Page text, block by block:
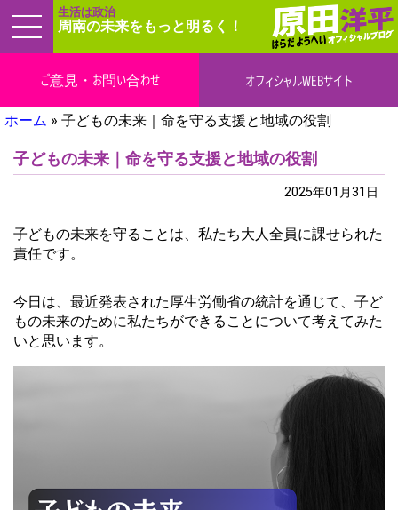
生活は政治
周南の未来をもっと明るく！
ご意見・お問い合わせ オフィシャルWEBサイト
ホーム » 子どもの未来｜命を守る支援と地域の役割
子どもの未来｜命を守る支援と地域の役割
2025年01月31日
子どもの未来を守ることは、私たち大人全員に課せられた
責任です。
今日は、最近発表された厚生労働省の統計を通じて、子ど
もの未来のために私たちができることについて考えてみた
いと思います。